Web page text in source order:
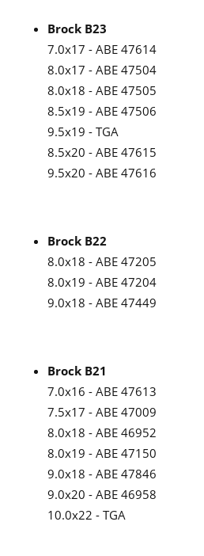
Brock B23
7.0x17 - ABE 47614
8.0x17 - ABE 47504
8.0x18 - ABE 47505
8.5x19 - ABE 47506
9.5x19 - TGA
8.5x20 - ABE 47615
9.5x20 - ABE 47616
Brock B22
8.0x18 - ABE 47205
8.0x19 - ABE 47204
9.0x18 - ABE 47449
Brock B21
7.0x16 - ABE 47613
7.5x17 - ABE 47009
8.0x18 - ABE 46952
8.0x19 - ABE 47150
9.0x18 - ABE 47846
9.0x20 - ABE 46958
10.0x22 - TGA